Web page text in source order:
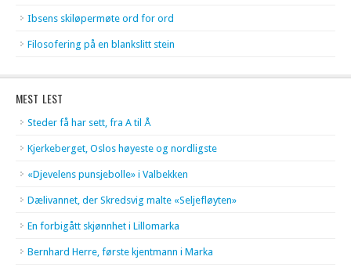
Ibsens skiløpermøte ord for ord
Filosofering på en blankslitt stein
MEST LEST
Steder få har sett, fra A til Å
Kjerkeberget, Oslos høyeste og nordligste
«Djevelens punsjebolle» i Valbekken
Dælivannet, der Skredsvig malte «Seljefløyten»
En forbigått skjønnhet i Lillomarka
Bernhard Herre, første kjentmann i Marka